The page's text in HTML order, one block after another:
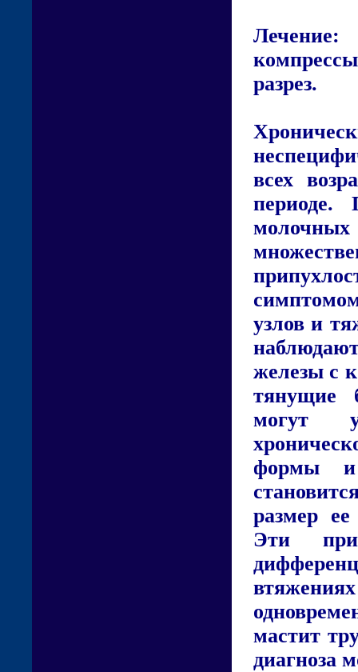
разрез.
всех
молочных
узлов и
железы с
тянущие
могут
формы и
размер
Эти
мастит
диагноза